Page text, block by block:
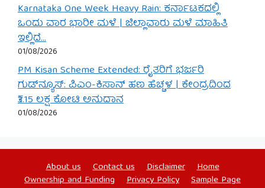
Karnataka One Week Heavy Rain: ಕರ್ನಾಟಕದಲ್ಲಿ
ಒಂದು ವಾರ ಭಾರೀ ಮಳೆ | ಜಿಲ್ಲಾವಾರು ಮಳೆ ಮಾಹಿತಿ
ಇಲ್ಲಿದೆ…
01/08/2026
PM Kisan Scheme Extended: ರೈತರಿಗೆ ಭರ್ಜರಿ
ಗುಡ್‌ನ್ಯೂಸ್: ಪಿಎಂ-ಕಿಸಾನ್ ಹಣ ಹೆಚ್ಚಳ | ಕೇಂದ್ರದಿಂದ
₹3.15 ಲಕ್ಷ ಕೋಟಿ ಅನುದಾನ
01/08/2026
About us Contact us Disclaimer
Home
Ownership and Funding
Privacy Policy
Sample Page